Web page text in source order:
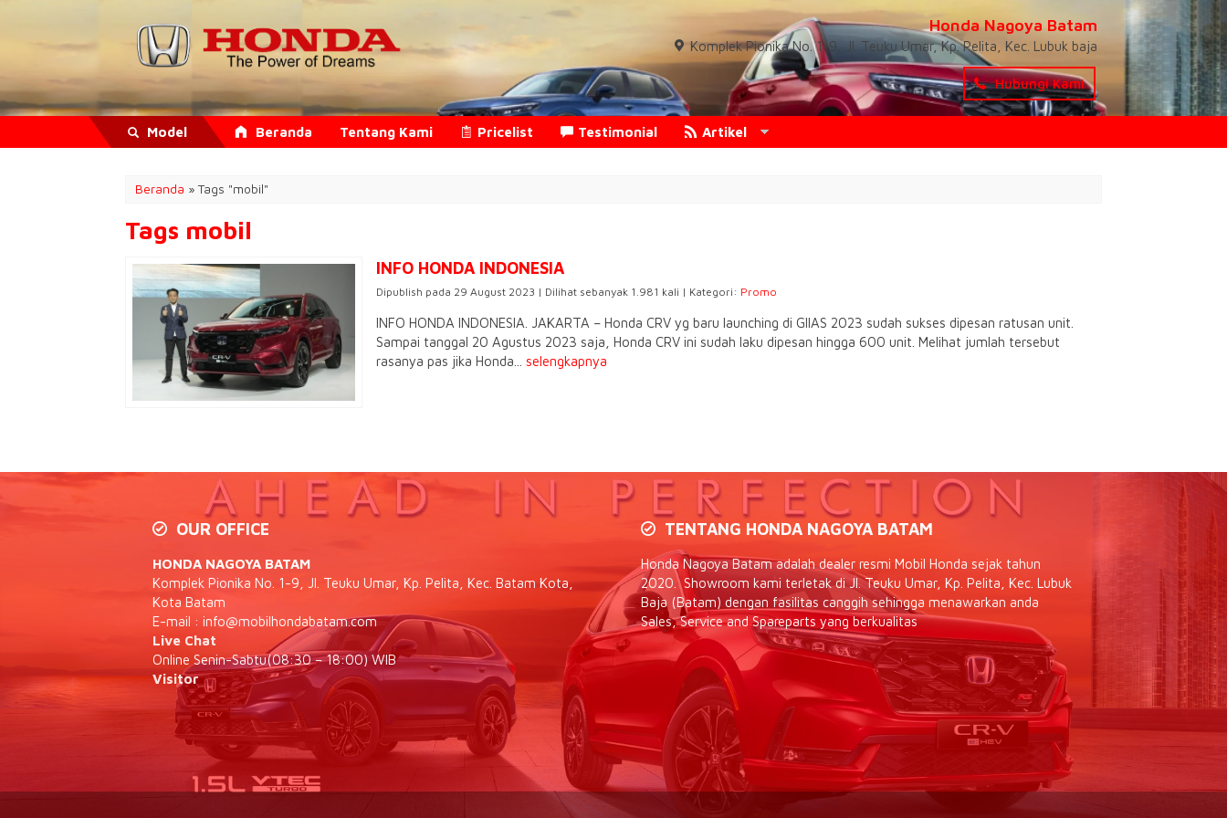
Honda Nagoya Batam
Komplek Pionika No. 1-9, Jl. Teuku Umar, Kp. Pelita, Kec. Lubuk baja
Hubungi Kami
Model Beranda Tentang Kami Pricelist Testimonial Artikel
Beranda »Tags "mobil"
Tags mobil
INFO HONDA INDONESIA
Dipublish pada 29 August 2023 | Dilihat sebanyak 1.981 kali | Kategori: Promo
INFO HONDA INDONESIA. JAKARTA – Honda CRV yg baru launching di GIIAS 2023 sudah sukses dipesan ratusan unit.
Sampai tanggal 20 Agustus 2023 saja, Honda CRV ini sudah laku dipesan hingga 600 unit. Melihat jumlah tersebut
rasanya pas jika Honda... selengkapnya
OUR OFFICE
HONDA NAGOYA BATAM
Komplek Pionika No. 1-9, Jl. Teuku Umar, Kp. Pelita, Kec. Batam Kota,
Kota Batam
E-mail : info@mobilhondabatam.com
Live Chat
Online Senin-Sabtu(08:30 – 18:00) WIB
Visitor
TENTANG HONDA NAGOYA BATAM
Honda Nagoya Batam adalah dealer resmi Mobil Honda sejak tahun
2020. Showroom kami terletak di Jl. Teuku Umar, Kp. Pelita, Kec. Lubuk
Baja (Batam) dengan fasilitas canggih sehingga menawarkan anda
Sales, Service and Spareparts yang berkualitas